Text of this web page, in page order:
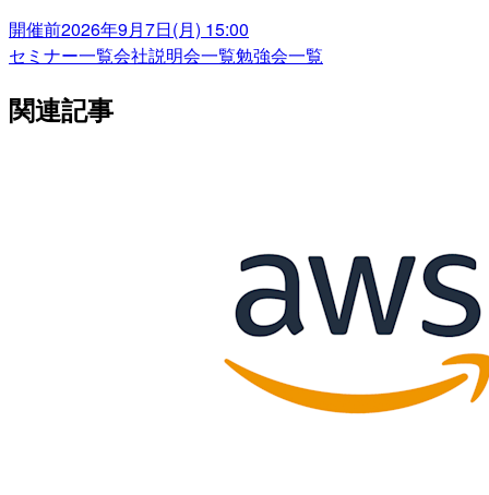
開催前2026年9月7日(月) 15:00
セミナー一覧会社説明会一覧勉強会一覧
関連記事